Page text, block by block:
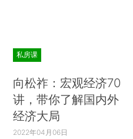
私房课
向松祚：宏观经济70
讲，带你了解国内外
经济大局
2022年04月06日